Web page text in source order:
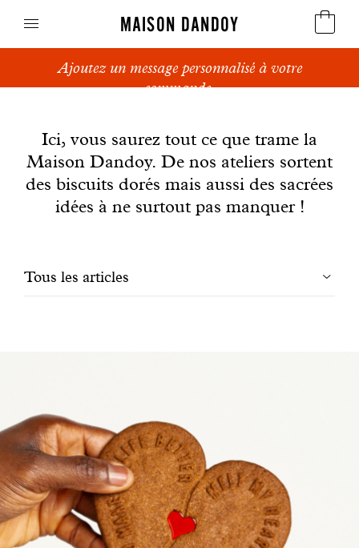
MAISON DANDOY
Speculoos
Pains sucrés
Gâteaux
Manifesto
Dandoy Family
Boutiques
Ajoutez un message personnalisé à votre
commande.
Ici, vous saurez tout ce que trame la
Maison Dandoy. De nos ateliers sortent
des biscuits dorés mais aussi des sacrées
idées à ne surtout pas manquer !
Filtrer
Tous les articles